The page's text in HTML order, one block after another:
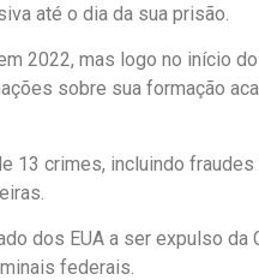
até o dia da sua prisão.
2022, mas logo no início
sobre sua formação
13 crimes, incluindo fraudes
dos EUA a ser expulso da
federais.